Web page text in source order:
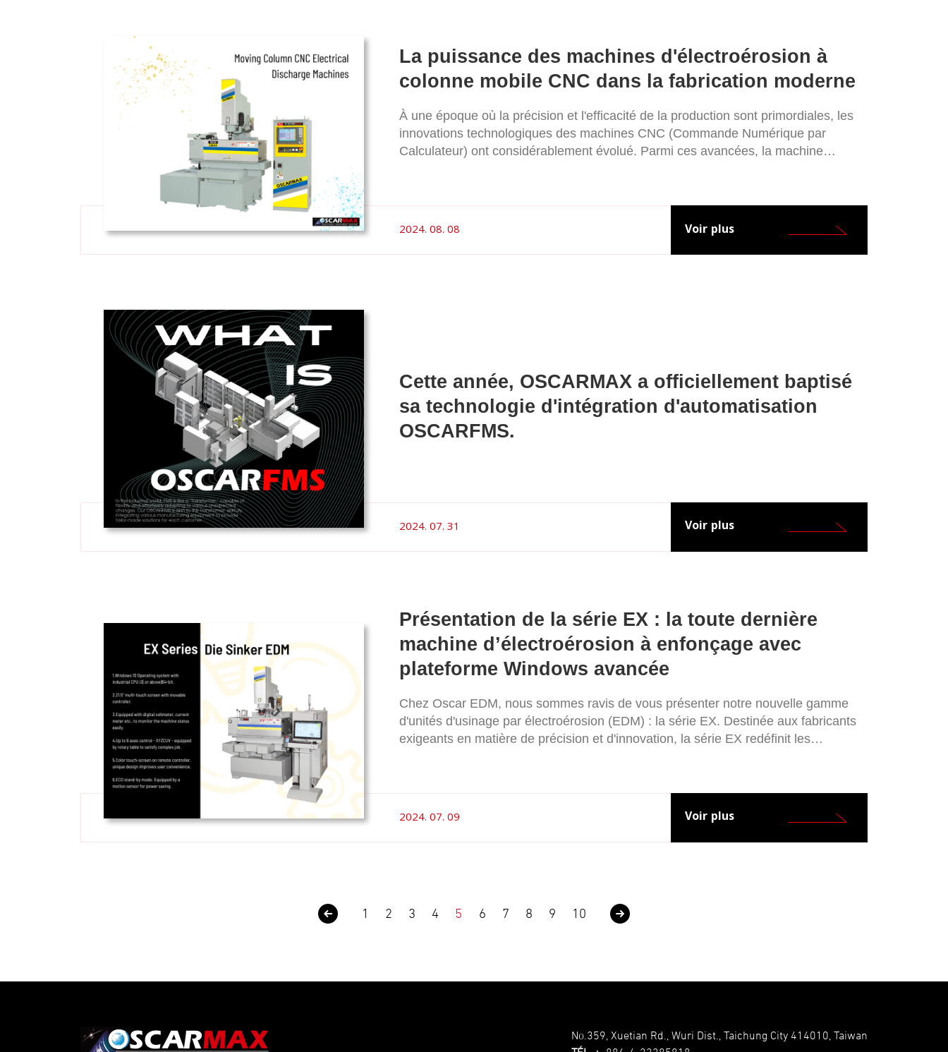
La puissance des machines d'électroérosion à
colonne mobile CNC dans la fabrication moderne
À une époque où la précision et l'efficacité de la production sont primordiales, les
innovations technologiques des machines CNC (Commande Numérique par
Calculateur) ont considérablement évolué. Parmi ces avancées, la machine
opérationnelle et les applications spécifiques des machines d'électroérosion à
colonne mobile CNC, en mettant l'accent sur leur capacité à révolutionner les
2024. 08. 08 Voir plus
Cette année, OSCARMAX a officiellement baptisé
sa technologie d'intégration d'automatisation
OSCARFMS.
2024. 07. 31 Voir plus
Présentation de la série EX : la toute dernière
machine d’électroérosion à enfonçage avec
plateforme Windows avancée
Chez Oscar EDM, nous sommes ravis de vous présenter notre nouvelle gamme
d'unités d'usinage par électroérosion (EDM) : la série EX. Destinée aux fabricants
exigeants en matière de précision et d'innovation, la série EX redéfinit les
l'électroérosion par enfonçage, la transition de DOS à Windows dans notre
nouvelle série et les avantages concrets que ces changements apportent aux
2024. 07. 09 Voir plus
1 2 3 4 5 6 7 8 9 10
No.359, Xuetian Rd., Wuri Dist., Taichung City 414010, Taiwan